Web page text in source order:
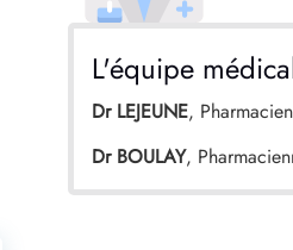
L'équipe
Dr LEJEUNE,
Dr BOULAY,